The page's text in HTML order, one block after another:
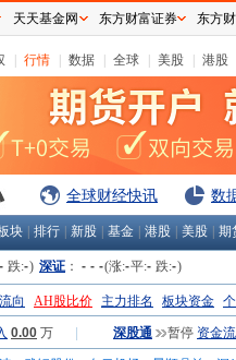
行情 数据 全球 美股 港股
全球财经快讯 数
块 排行 新股 基金 港股 美股 期
- 跌:-) 深证 ： - - -(涨:-平:- 跌:-)
向 AH股比价 主力排名 板块资金
0.00 万 深股通 暂停 资金
天天基金网 东方财富证券 东方